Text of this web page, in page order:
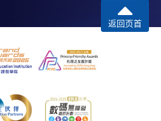
程特設「註冊及學費通知」，適
員送上「註冊及學費通知」
遞交「通知」及繳交所需費用。
返回页首